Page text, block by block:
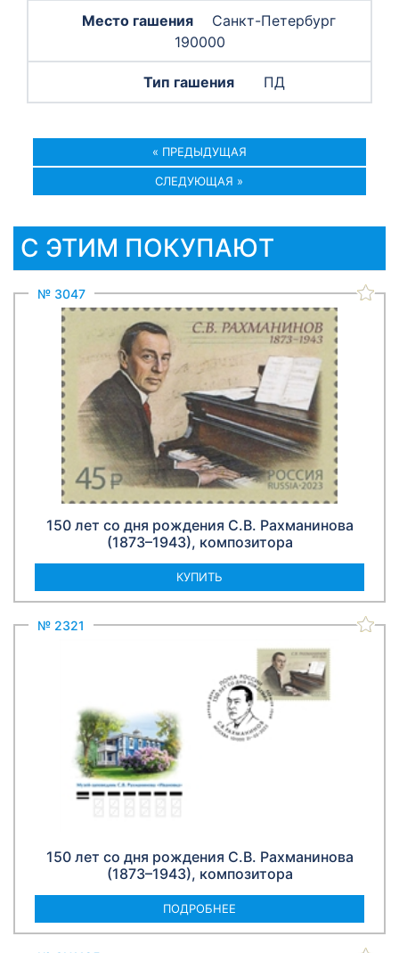
Санкт-Петербург
190000
ПД
« ПРЕДЫДУЩАЯ
СЛЕДУЮЩАЯ »
С ЭТИМ ПОКУПАЮТ
№ 3047
150 лет со дня рождения С.В. Рахманинова
(1873–1943), композитора
КУПИТЬ
№ 2321
150 лет со дня рождения С.В. Рахманинова
(1873–1943), композитора
ПОДРОБНЕЕ